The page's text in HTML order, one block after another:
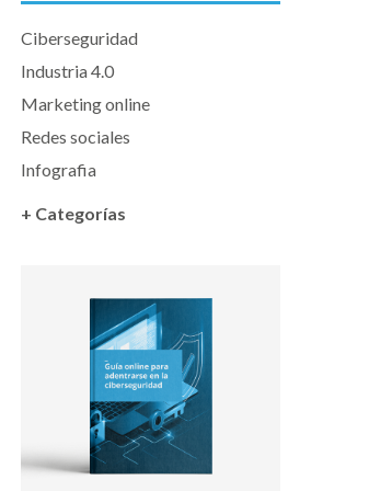
Ciberseguridad
Industria 4.0
Marketing online
Redes sociales
Infografia
+ Categorías